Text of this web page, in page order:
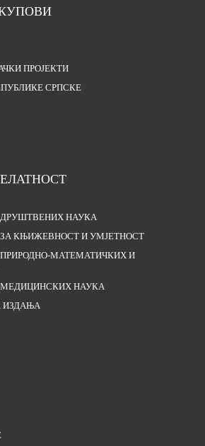
ПРОЈЕКТИ
СРПСКЕ
НАУКА
КЊИЖЕВНОСТ И УМЈЕТНОСТ
МАТЕМАТИЧКИХ И
НАУКА
ИЗДАЊА